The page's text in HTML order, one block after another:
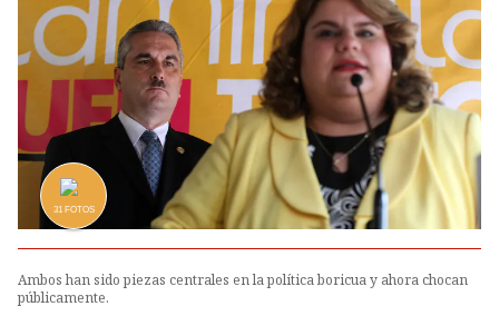
31FOTOS
Ambos han sido piezas centrales en la política boricua y ahora chocan
públicamente.